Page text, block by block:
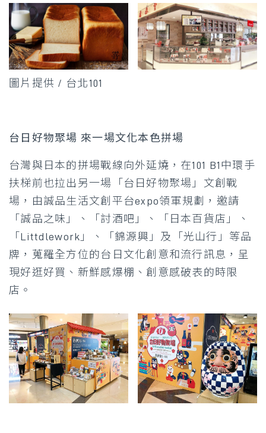
圖片提供 / 台北101
台日好物聚場 來一場文化本色拼場
台灣與日本的拼場戰線向外延燒，在101 B1中環手
扶梯前也拉出另一場「台日好物聚場」文創戰
場，由誠品生活文創平台expo領軍規劃，邀請
「誠品之味」、「討酒吧」、「日本百貨店」、
「Littdlework」、「錦源興」及「光山行」等品
牌，蒐羅全方位的台日文化創意和流行訊息，呈
現好逛好買、新鮮感爆棚、創意感破表的時限
店。